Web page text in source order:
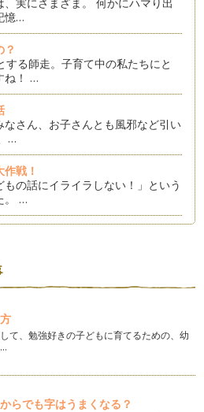
憶…
？
る師走。子育て中の私たちにと
ね！ …
さん、お子さんとも風邪など引い
…
戦！
の話にイライラしない！」という
。 …
って心配？
すっと入って行ける子と、なかな
…
く？
イブの打ち合わせをしていた時に
すぎている…
て、勉強好きの子どもに育てるための、幼
らでも字はうまくなる？